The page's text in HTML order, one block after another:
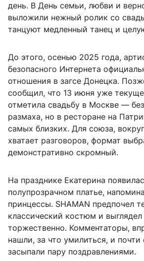
день. В День семьи, любви и
выложили нежный ролик со
танцуют медленный танец и
До этого, осенью 2025 года,
безопасного Интернета
отношения в загсе Донецка.
сообщил, что 13 июня уже
отметила свадьбу в Москве —
размаха, но в ресторане на
самых близких. Для союза,
хватает разговоров, формат
демонстративно скромный.
На празднике Екатерина
полупрозрачном платье,
принцессы. SHAMAN предпочел
классический костюм и
торжественно. Комментаторы,
нашли, за что умилиться, и почти
засыпали пару поздравлениями.